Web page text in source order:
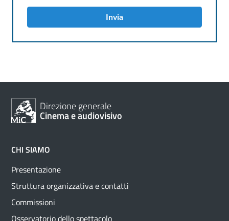
Invia
Direzione generale
Cinema e audiovisivo
CHI SIAMO
Presentazione
Struttura organizzativa e contatti
Commissioni